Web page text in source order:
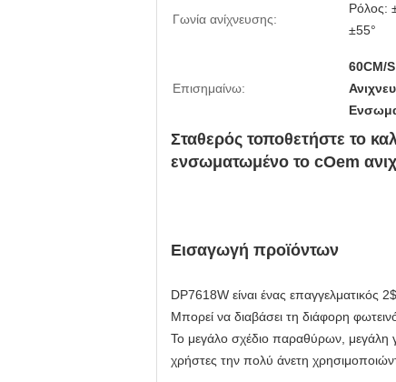
Γωνία ανίχνευσης:
Ρόλος:
±55°
Επισημαίνω:
60CM/
Σταθερός τοποθετήστε το
ενσωματωμένο το cOem
Εισαγωγή προϊόντων
DP7618W είναι ένας επαγγελματικός
Μπορεί να διαβάσει τη διάφορη
Το μεγάλο σχέδιο παραθύρων, μεγάλη
χρήστες την πολύ άνετη